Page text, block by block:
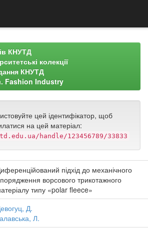
КНУТД
колекції
КНУТД
Fashion Industry
цей ідентифікатор, щоб
на цей матеріал:
handle/123456789/33833
підхід до механічного
ворсового трикотажного
типу «polar fleece»
Д.
Л.